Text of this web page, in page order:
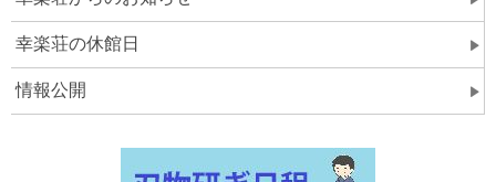
幸楽荘の休館日
情報公開